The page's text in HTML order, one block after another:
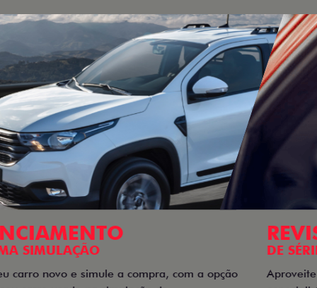
REVISÕES
DE SÉRIE
Aproveite o benefício da revisão de série realizada por